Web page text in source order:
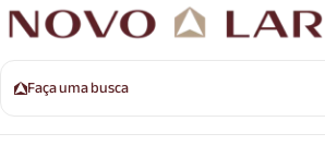
Faça uma busca